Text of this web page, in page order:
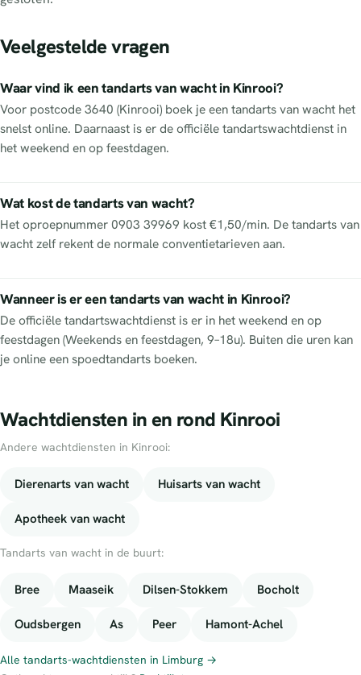
Veelgestelde vragen
Waar vind ik een tandarts van wacht in Kinrooi?
Voor postcode 3640 (Kinrooi) boek je een tandarts van wacht het
snelst online. Daarnaast is er de officiële tandartswachtdienst in
het weekend en op feestdagen.
Wat kost de tandarts van wacht?
Het oproepnummer 0903 39969 kost €1,50/min. De tandarts van
wacht zelf rekent de normale conventietarieven aan.
Wanneer is er een tandarts van wacht in Kinrooi?
De officiële tandartswachtdienst is er in het weekend en op
feestdagen (Weekends en feestdagen, 9–18u). Buiten die uren kan
je online een spoedtandarts boeken.
Wachtdiensten in en rond Kinrooi
Andere wachtdiensten in Kinrooi:
Dierenarts van wacht Huisarts van wacht
Apotheek van wacht
Tandarts van wacht in de buurt:
Bree Maaseik Dilsen-Stokkem Bocholt
Oudsbergen As Peer Hamont-Achel
Alle tandarts-wachtdiensten in Limburg →